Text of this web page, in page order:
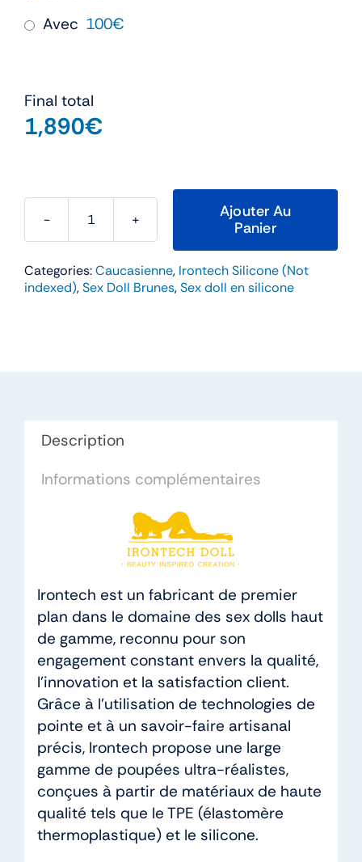
Avec 100€
Final total
1,890€
quantité
Miya
–
Ajouter Au
Panier
Categories:Caucasienne, Irontech Silicone (Not
indexed),Sex Doll Brunes,Sex doll en silicone
Description
Informations complémentaires
Irontech est un fabricant de premier
plan dans le domaine des sex dolls haut
de gamme, reconnu pour son
engagement constant envers la qualité,
l’innovation et la satisfaction client.
Grâce à l’utilisation de technologies de
pointe et à un savoir-faire artisanal
précis, Irontech propose une large
gamme de poupées ultra-réalistes,
conçues à partir de matériaux de haute
qualité tels que le TPE (élastomère
thermoplastique) et le silicone.